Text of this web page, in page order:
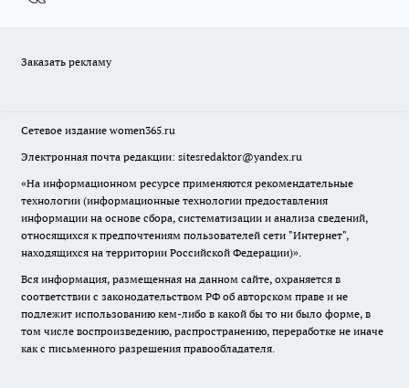
Заказать рекламу
Сетевое издание women365.ru
Электронная почта редакции: sitesredaktor@yandex.ru
«На информационном ресурсе применяются рекомендательные
технологии (информационные технологии предоставления
информации на основе сбора, систематизации и анализа сведений,
относящихся к предпочтениям пользователей сети "Интернет",
находящихся на территории Российской Федерации)».
Вся информация, размещенная на данном сайте, охраняется в
соответствии с законодательством РФ об авторском праве и не
подлежит использованию кем-либо в какой бы то ни было форме, в
том числе воспроизведению, распространению, переработке не иначе
как с письменного разрешения правообладателя.